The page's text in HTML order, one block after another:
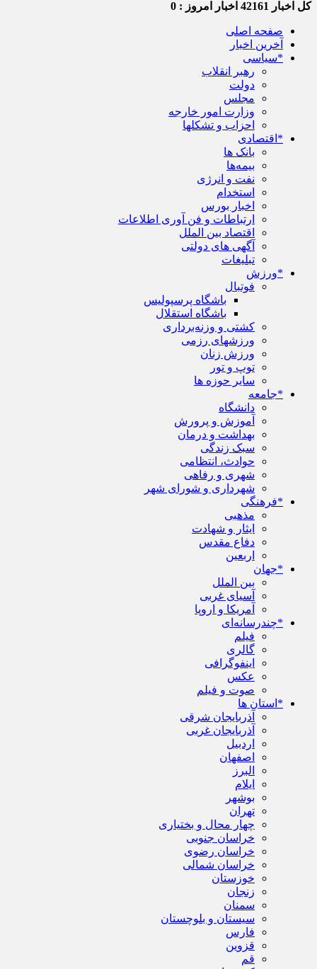
کل اخبار اخبار امروز : 0
صفحه اصلی
آخرین اخبار
*سیاسی
رهبر انقلاب
دولت
مجلس
وزارت امور خارجه
احزاب و تشکلها
*اقتصادی
بانک ها
بیمه‌ها
نفت و انرژی
استخدام
اخبار بورس
ارتباطات و فن آوری اطلاعات
اقتصاد بین الملل
آگهی های دولتی
تبلیغات
*ورزش
فوتبال
باشگاه پرسپولیس
باشگاه استقلال
کشتی و وزنه‌برداری
ورزشهای رزمی
ورزش زنان
توپ و تور
سایر حوزه ها
*جامعه
دانشگاه
آموزش و پرورش
بهداشت و درمان
سبک زندگی
حوادث، انتظامی
شهری و رفاهی
شهرداری و شورای شهر
*فرهنگی
مذهبی
ایثار و شهادت
دفاع مقدس
اربعین
*جهان
بین الملل
آسیای غربی
آمریکا و اروپا
*چندرسانه‌ای
فیلم
گالری
اینفوگرافی
عکس
صوت و فیلم
*استان ها
آذربایجان شرقی
آذربایجان غربی
اردبیل
اصفهان
البرز
ایلام
بوشهر
تهران
چهار محال و بختیاری
خراسان جنوبی
خراسان رضوی
خراسان شمالی
خوزستان
زنجان
سمنان
سیستان و بلوچستان
فارس
قزوین
قم